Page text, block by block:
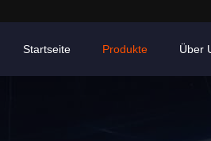
Startseite Produkte Über